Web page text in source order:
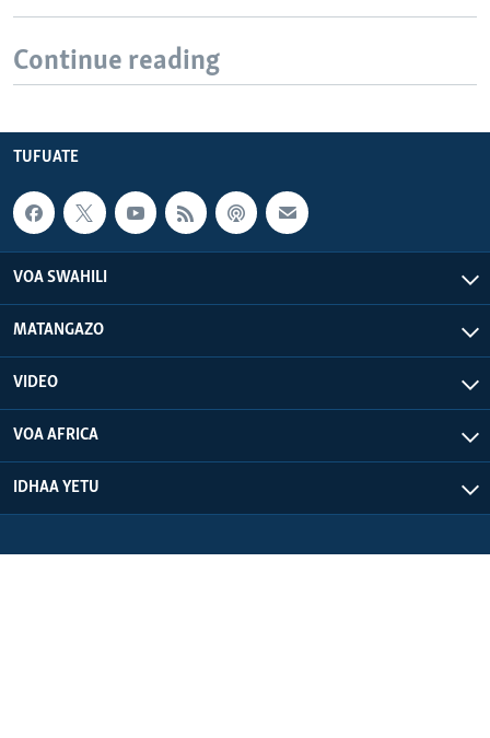
Continue reading
TUFUATE
VOA SWAHILI
MATANGAZO
VIDEO
VOA AFRICA
IDHAA YETU